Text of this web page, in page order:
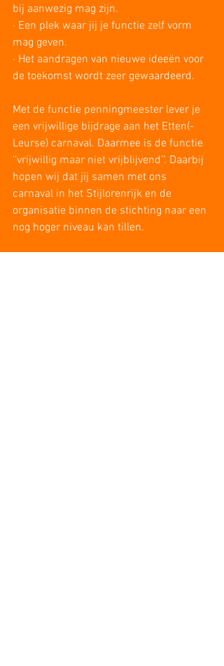
bij aanwezig mag zijn.
· Een plek waar jij je functie zelf vorm
mag geven.
· Het aandragen van nieuwe ideeën voor
de toekomst wordt zeer gewaardeerd.
Met de functie penningmeester lever je
een vrijwillige bijdrage aan het Etten(-
Leurse) carnaval. Daarmee is de functie
‘’vrijwillig maar niet vrijblijvend’’. Daarbij
hopen wij dat jij samen met ons
carnaval in het Stijlorenrijk en de
organisatie binnen de stichting naar een
nog hoger niveau kan tillen.